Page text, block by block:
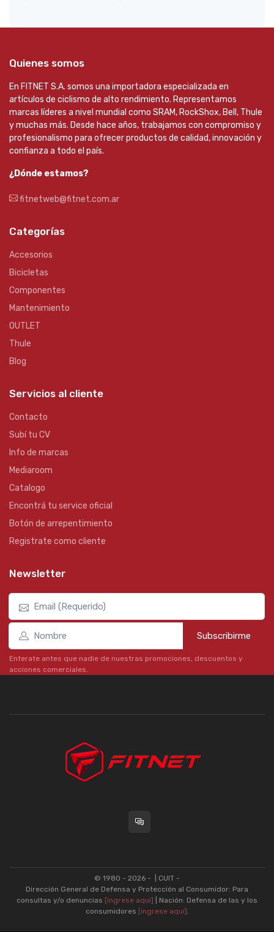
Quienes somos
En FITNET S.A. somos una importadora especializada en
artículos de ciclismo de alto rendimiento. Representamos
marcas líderes a nivel mundial como SRAM, RockShox, Bell, Thule
y muchas más. Desde hace años, trabajamos con compromiso y
profesionalismo para ofrecer productos de calidad, innovación y
confianza a todo el país.
¿Dónde estamos?
fitnetweb@fitnet.com.ar
Categorías
Accesorios
Bicicletas
Componentes
Mantenimiento
OUTLET
Thule
Blog
Servicios al cliente
Contacto
Subí tu CV
Info de marcas
Mediaroom
Catalogo
Encontrá tu service oficial
Botón de arrepentimiento
Registrate como cliente
Newsletter
Subscribirme
Enterate antes que nadie de nuestras promociones, descuentos y
acciones comerciales.
© 1980 - 2026 -
| CUIT -
Dirección General de Defensa y Protección al Consumidor: Para
consultas y/o denuncias [ingrese aquí]
| Nación: Defensa de las y los
consumidores [ingrese aquí] .